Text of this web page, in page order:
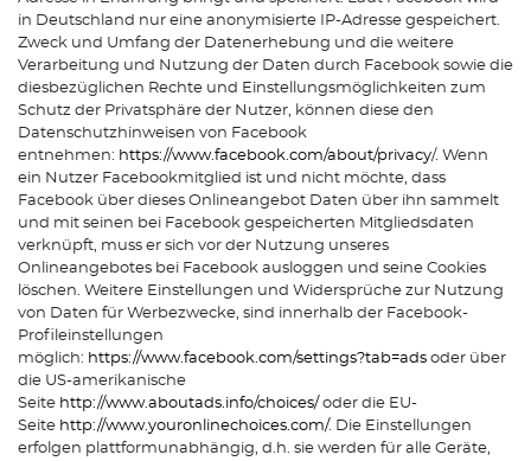
in Deutschland nur eine anonymisierte IP-Adresse gespeichert.
Zweck und Umfang der Datenerhebung und die weitere
Verarbeitung und Nutzung der Daten durch Facebook sowie die
diesbezüglichen Rechte und Einstellungsmöglichkeiten zum
Schutz der Privatsphäre der Nutzer, können diese den
Datenschutzhinweisen von Facebook
entnehmen: https://www.facebook.com/about/privacy/. Wenn
ein Nutzer Facebookmitglied ist und nicht möchte, dass
Facebook über dieses Onlineangebot Daten über ihn sammelt
und mit seinen bei Facebook gespeicherten Mitgliedsdaten
verknüpft, muss er sich vor der Nutzung unseres
Onlineangebotes bei Facebook ausloggen und seine Cookies
löschen. Weitere Einstellungen und Widersprüche zur Nutzung
von Daten für Werbezwecke, sind innerhalb der Facebook-
Profileinstellungen
möglich: https://www.facebook.com/settings?tab=ads oder über
die US-amerikanische
Seite http://www.aboutads.info/choices/ oder die EU-
Seite http://www.youronlinechoices.com/. Die Einstellungen
erfolgen plattformunabhängig, d.h. sie werden für alle Geräte,